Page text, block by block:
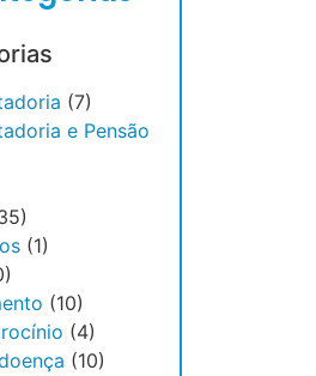
(7)
e Pensão
(1)
(10)
(4)
(10)